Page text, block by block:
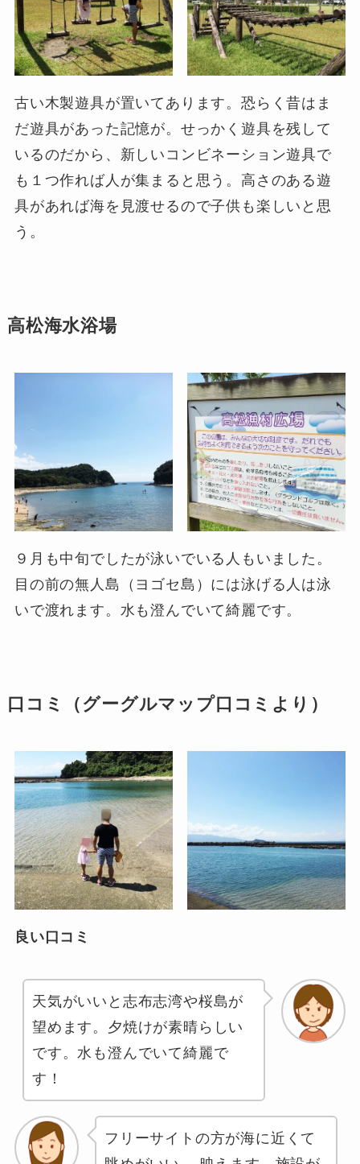
古い木製遊具が置いてあります。恐らく昔はま
だ遊具があった記憶が。せっかく遊具を残して
いるのだから、新しいコンビネーション遊具で
も１つ作れば人が集まると思う。高さのある遊
具があれば海を見渡せるので子供も楽しいと思
う。
高松海水浴場
９月も中旬でしたが泳いでいる人もいました。
目の前の無人島（ヨゴセ島）には泳げる人は泳
いで渡れます。水も澄んでいて綺麗です。
口コミ（グーグルマップ口コミより）
良い口コミ
天気がいいと志布志湾や桜島が
望めます。夕焼けが素晴らしい
です。水も澄んでいて綺麗で
す！
フリーサイトの方が海に近くて